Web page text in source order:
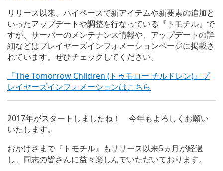
リリース以来、ハイペースで新アイテムや新要素の追加と
いったアップデートや調整を行なっている『トモチル』で
すが、サーバーのメンテナンス情報や、アップデートの詳
細などはプレイヤーズインフォメーションページに掲載さ
れています。ぜひチェックしてください。
『The Tomorrow Children (トゥモロー チルドレン)』プ
レイヤーズインフォメーションはこちら
2017年がスタートしましたね！ 今年もよろしくお願い
いたします。
おかげさまで『トモチル』もリリース以来5ヵ月が経過
し、同志の皆さんに益々楽しんでいただいております。